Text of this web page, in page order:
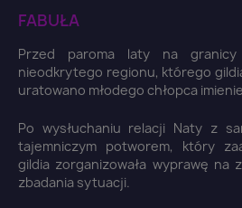
FABUŁA
Przed paroma laty na
nieodkrytego regionu, którego
uratowano młodego chłopca
Po wysłuchaniu relacji Naty z
tajemniczym potworem, który
gildia zorganizowała wyprawę na
zbadania sytuacji.